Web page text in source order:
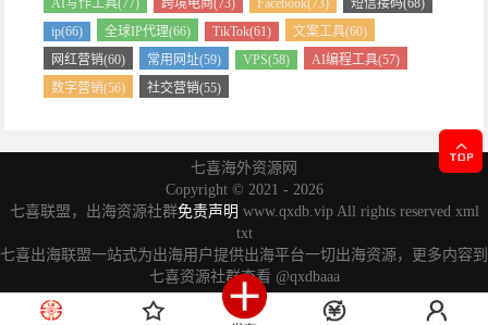
AI写作工具(77)
跨境电商(73) Facebook(73)
短信接码(68)
ip(66)
全球IP代理(66) TikTok(61)
文案工具(60)
网红营销(60)
常用网址(59) VPS(58)
AI编程工具(57)
数字营销(56)
社交营销(55)
七喜海外资源网
Copyright © 2021 - 2026
七喜联盟，出海资源社群免责声明 www.qxdb.vip All rights reserved xml
txt
七喜出海联盟一站式为出海用户提供出海平台一切出海资源，更多内容到
七喜资源社群查看 @qxdbaaa